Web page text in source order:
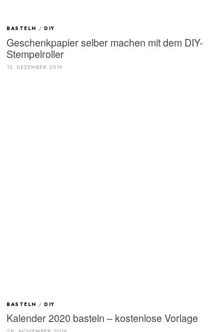
BASTELN / DIY
Geschenkpapier selber machen mit dem DIY-
Stempelroller
13. DEZEMBER 2019
BASTELN / DIY
Kalender 2020 basteln – kostenlose Vorlage